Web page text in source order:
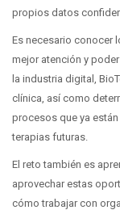
propios datos
Es necesario conocer
mejor atención y
la industria digital,
clínica, así como
procesos que ya
terapias futuras.
El reto también es
aprovechar estas
cómo trabajar con